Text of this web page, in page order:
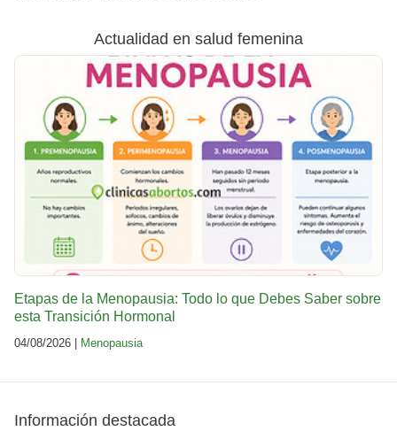
Actualidad en salud femenina
Etapas de la Menopausia: Todo lo que Debes Saber sobre
esta Transición Hormonal
04/08/2026 | Menopausia
Información destacada